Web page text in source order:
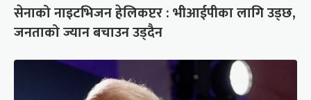
सेनाको नाइटभिजन हेलिकप्टर : भीआईपीका लागि उड्छ,
जनताको ज्यान बचाउन उड्दैन